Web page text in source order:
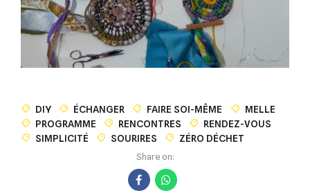
DIY ÉCHANGER FAIRE SOI-MÊME
MELLE
PROGRAMME
RENCONTRES
RENDEZ-VOUS
SIMPLICITÉ
SOURIRES
ZÉRO DÉCHET
Share on: